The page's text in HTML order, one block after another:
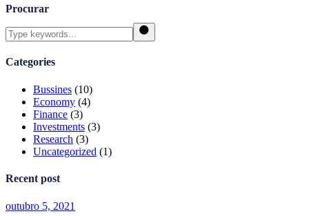
Procurar
Search
Categories
Bussines (10)
Economy (4)
Finance (3)
Investments (3)
Research (3)
Uncategorized (1)
Recent post
outubro 5, 2021